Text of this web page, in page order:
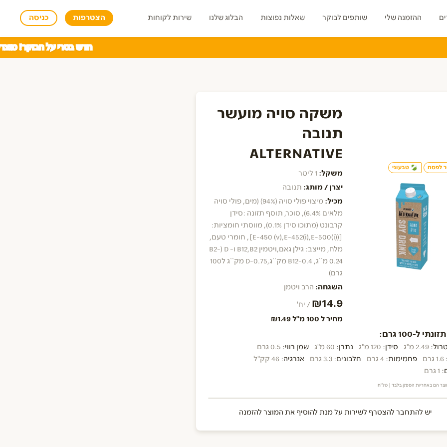
חדש בטרי על הבוקר!
ההזמנה שלי שותפים לבוקר שאלות נפוצות הבלוג שלנו שירות לקוחות הצטרפות כניסה
לפסח טבעוני
משקה סויה מועשר
תנובה
ALTERNATIVE
משקל: 1 ליטר
יצרן / מותג: תנובה
מכיל:
מיצוי פולי סויה (94%) (מים, פולי סויה
מלאים 6.4%), סוכר, תוסף תזונה :סידן
קרבונט (מתוכו סידן 0.1%), מווסתי חומציות:
[(E-450 (v),E-452(i),E-500(i)], חומרי טעם,
מלח, מייצב: גילן גאם,ויטמין B12,B2 ו- D (B2-
0.24 מ``ג, B12-0.4 מק``ג,D-0.75 מק``ג ל100
גרם)
השגחה: הרב ויטמן
₪14.9 / יח'
מחיר ל 100 מ"ל ₪1.49
ל-100 גרם:
2.49 מ"ג סידן: 120 מ"ג נתרן: 60 מ"ג שמן רווי: 0.5 גרם
1.6 גרם פחמימות: 4 גרם חלבונים: 3.3 גרם אנרגיה: 46 קק"ל
1 גרם
הם באחריות הספק בלבד | טל"ח
יש להתחבר להצטרף לשירות על מנת להוסיף את המוצר להזמנה